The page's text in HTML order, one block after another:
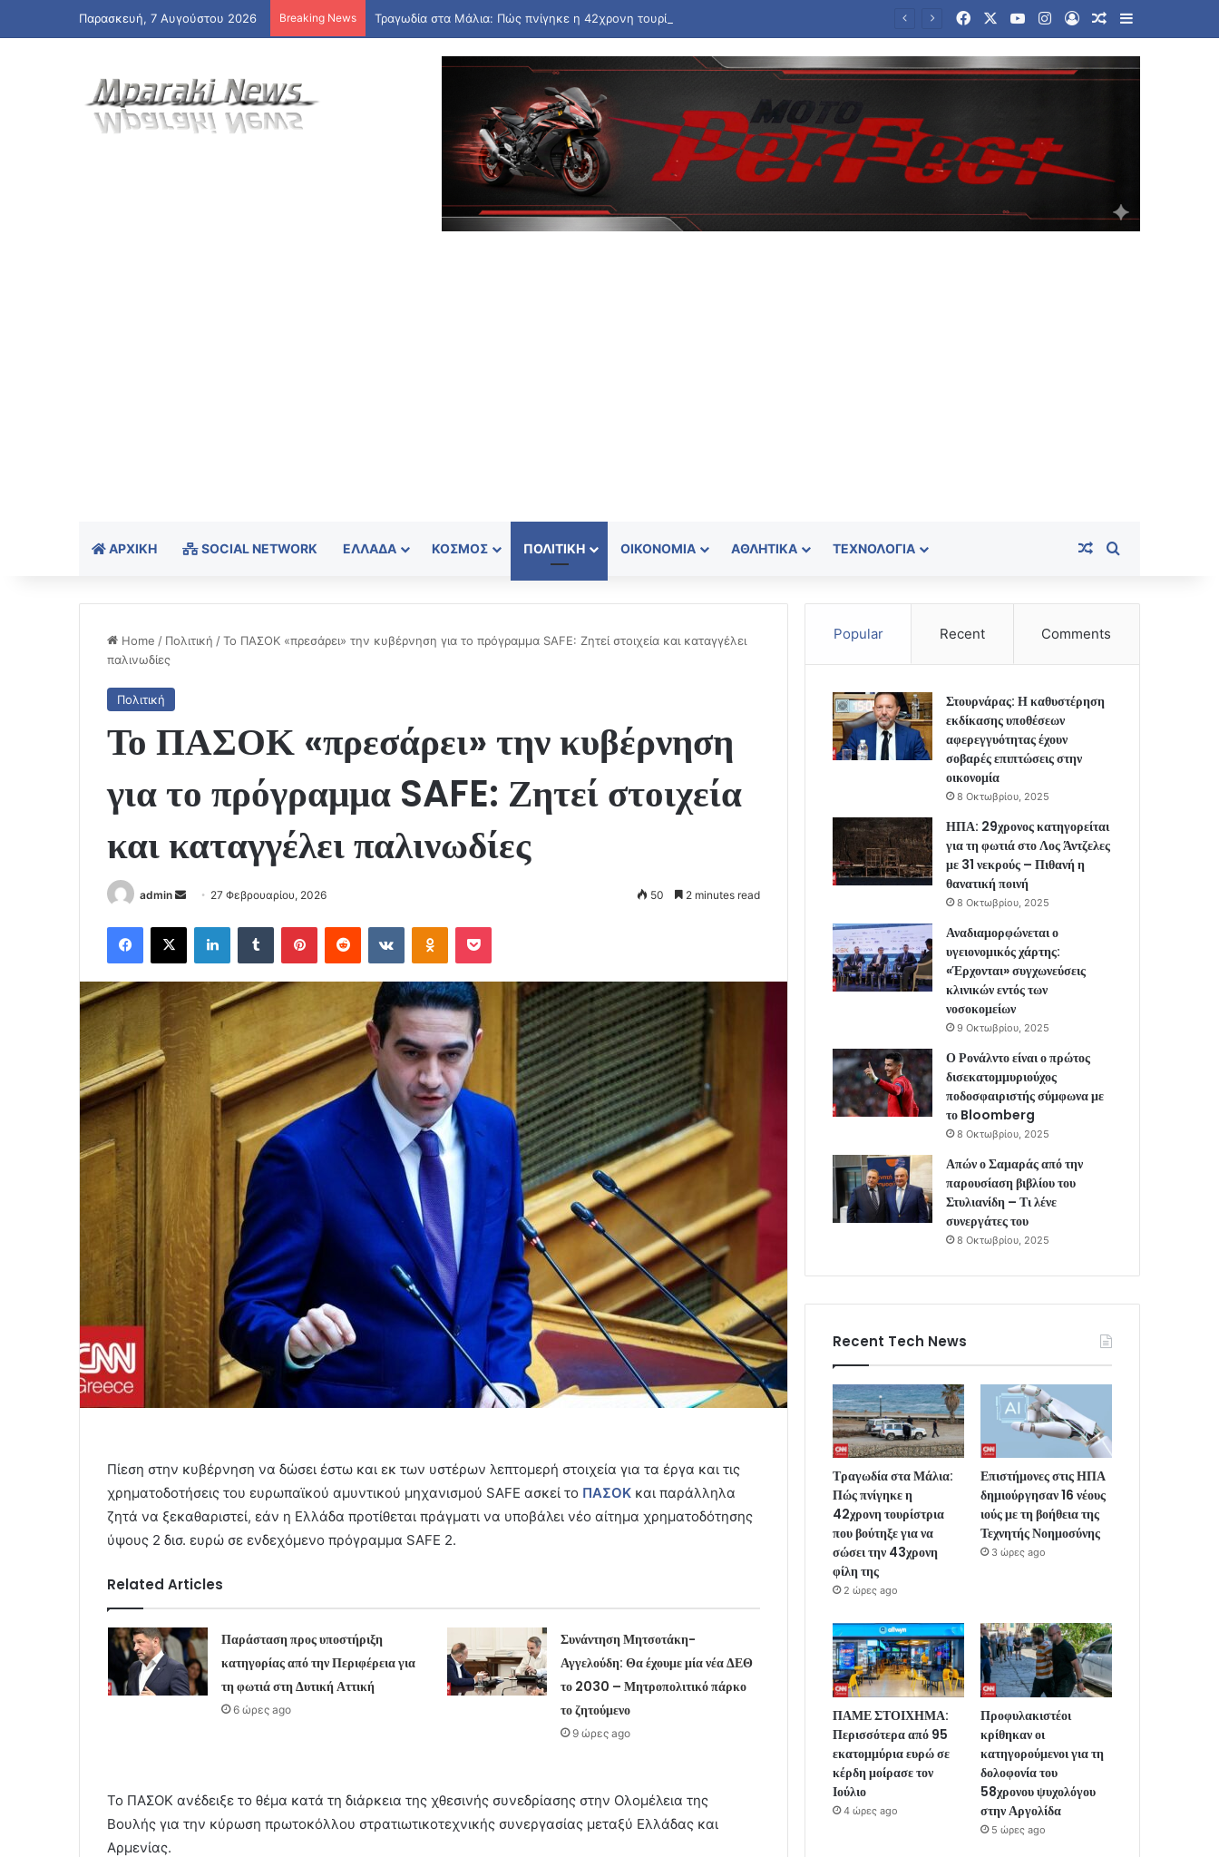
Παρασκευή, 7 Αυγούστου 2026 Breaking News FacebookYouTubeInstagram
Log InRandom Article
Sidebar
ΑΡΧΙΚΉ SOCIAL NETWORK ΕΛΛΆΔΑ ΚΌΣΜΟΣ ΠΟΛΙΤΙΚΉ ΟΙΚΟΝΟΜΊΑ ΑΘΛΗΤΙΚΆ ΤΕΧΝΟΛΟΓΊΑ Random Article
Home / Πολιτική /Το ΠΑΣΟΚ «πρεσάρει» την κυβέρνηση για το πρόγραμμα SAFE: Ζητεί στοιχεία και καταγγέλει
παλινωδίες
Πολιτική
Το ΠΑΣΟΚ «πρεσάρει» την κυβέρνηση
για το πρόγραμμα SAFE: Ζητεί στοιχεία
και καταγγέλει παλινωδίες
admin
Send
email
27 Φεβρουαρίου, 2026 50 2 minutes read
Facebook
X LinkedInTumblr PinterestReddit VKontakteOdnoklassniki
Pocket
Πίεση στην κυβέρνηση να δώσει έστω και εκ των υστέρων λεπτομερή στοιχεία για τα έργα και τις
χρηματοδοτήσεις του ευρωπαϊκού αμυντικού μηχανισμού SAFE ασκεί το ΠΑΣΟΚ και παράλληλα
ζητά να ξεκαθαριστεί, εάν η Ελλάδα προτίθεται πράγματι να υποβάλει νέο αίτημα χρηματοδότησης
ύψους 2 δισ. ευρώ σε ενδεχόμενο πρόγραμμα SAFE 2.
Related Articles
Παράσταση προς υποστήριξη
κατηγορίας από την Περιφέρεια για
τη φωτιά στη Δυτική Αττική
6 ώρες ago
Συνάντηση Μητσοτάκη-
Αγγελούδη: Θα έχουμε μία νέα ΔΕΘ
το 2030 – Μητροπολιτικό πάρκο
το ζητούμενο
9 ώρες ago
Το ΠΑΣΟΚ ανέδειξε το θέμα κατά τη διάρκεια της χθεσινής συνεδρίασης στην Ολομέλεια της
Βουλής για την κύρωση πρωτοκόλλου στρατιωτικοτεχνικής συνεργασίας μεταξύ Ελλάδας και
Αρμενίας.
Popular Recent Comments
Στουρνάρας: Η καθυστέρηση
εκδίκασης υποθέσεων
αφερεγγυότητας έχουν
σοβαρές επιπτώσεις στην
οικονομία
8 Οκτωβρίου, 2025
ΗΠΑ: 29χρονος κατηγορείται
για τη φωτιά στο Λος Άντζελες
με 31 νεκρούς – Πιθανή η
θανατική ποινή
8 Οκτωβρίου, 2025
Αναδιαμορφώνεται ο
υγειονομικός χάρτης:
«Έρχονται» συγχωνεύσεις
κλινικών εντός των
νοσοκομείων
9 Οκτωβρίου, 2025
Ο Ρονάλντο είναι ο πρώτος
δισεκατομμυριούχος
ποδοσφαιριστής σύμφωνα με
το Bloomberg
8 Οκτωβρίου, 2025
Απών ο Σαμαράς από την
παρουσίαση βιβλίου του
Στυλιανίδη – Τι λένε
συνεργάτες του
8 Οκτωβρίου, 2025
Recent Tech News
Τραγωδία στα Μάλια:
Πώς πνίγηκε η
42χρονη τουρίστρια
που βούτηξε για να
σώσει την 43χρονη
φίλη της
2 ώρες ago
Επιστήμονες στις ΗΠΑ
δημιούργησαν 16 νέους
ιούς με τη βοήθεια της
Τεχνητής Νοημοσύνης
3 ώρες ago
ΠΑΜΕ ΣΤΟΙΧΗΜΑ:
Περισσότερα από 95
εκατομμύρια ευρώ σε
κέρδη μοίρασε τον
Ιούλιο
4 ώρες ago
Προφυλακιστέοι
κρίθηκαν οι
κατηγορούμενοι για τη
δολοφονία του
58χρονου ψυχολόγου
στην Αργολίδα
5 ώρες ago